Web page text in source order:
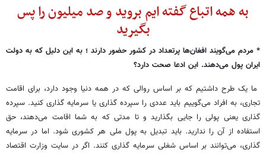
به همه اتباع گفته ایم بروید و صد میلیون را پس
بگیرید
* مردم می‌گویند افغان‌ها پرتعداد در کشور حضور دارند ؛ به این دلیل که به دولت
ایران پول می‌دهند. این ادعا صحت دارد؟
ما یک طرح داشتیم که بر اساس روالی که در همه دنیا وجود دارد، برای اقامت
تجاری، به افراد می‌گوییم باید عددی را سپرده گذاری یا سرمایه گذاری کنید. سپرده
گذاری یعنی پولی را جایی بگذارید و تا مدتی که به شما اقامت می‌دهند، حق
استفاده از آن را ندارید. باید تبدیل به پول ملی هر کشوری شود. اما در سرمایه
گذاری، می‌توانند بر اساس شغلی سرمایه گذاری کنند. اگر در سایت وزارت اقتصاد